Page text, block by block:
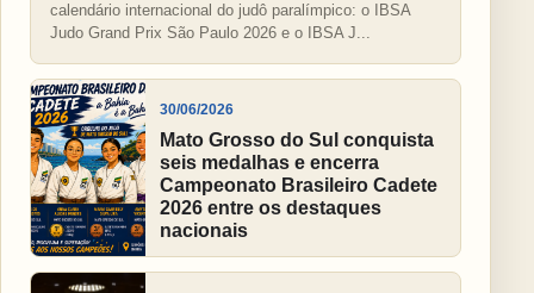
calendário internacional do judô paralímpico: o IBSA
Judo Grand Prix São Paulo 2026 e o IBSA J...
30/06/2026
Mato Grosso do Sul conquista
seis medalhas e encerra
Campeonato Brasileiro Cadete
2026 entre os destaques
nacionais